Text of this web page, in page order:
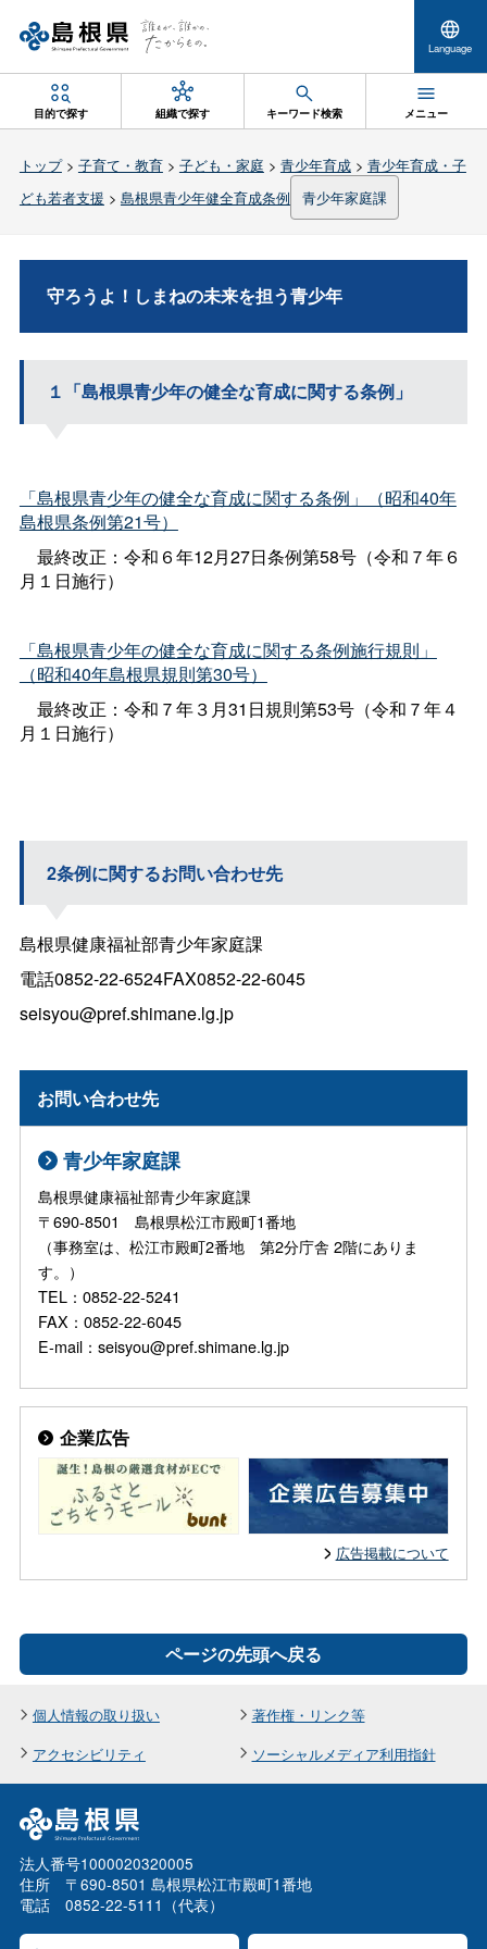
Language
目的で探す 組織で探す キーワード検索 メニュー
トップ> 子育て・教育> 子ども・家庭 > 青少年育成> 青少年育成・子
ども若者支援 > 島根県青少年健全育成条例 青少年家庭課
守ろうよ！しまねの未来を担う青少年
１「島根県青少年の健全な育成に関する条例」
「島根県青少年の健全な育成に関する条例」（昭和40年
島根県条例第21号）
最終改正：令和６年12月27日条例第58号（令和７年６
月１日施行）
「島根県青少年の健全な育成に関する条例施行規則」
（昭和40年島根県規則第30号）
最終改正：令和７年３月31日規則第53号（令和７年４
月１日施行）
2条例に関するお問い合わせ先
島根県健康福祉部青少年家庭課
電話0852-22-6524FAX0852-22-6045
seisyou@pref.shimane.lg.jp
お問い合わせ先
青少年家庭課
島根県健康福祉部青少年家庭課
〒690-8501 島根県松江市殿町1番地
（事務室は、松江市殿町2番地 第2分庁舎 2階にありま
す。）
TEL：0852-22-5241
FAX：0852-22-6045
E-mail：seisyou@pref.shimane.lg.jp
企業広告
広告掲載について
ページの先頭へ戻る
個人情報の取り扱い
著作権・リンク等
アクセシビリティ
ソーシャルメディア利用指針
法人番号1000020320005
住所 〒690-8501 島根県松江市殿町1番地
電話 0852-22-5111（代表）